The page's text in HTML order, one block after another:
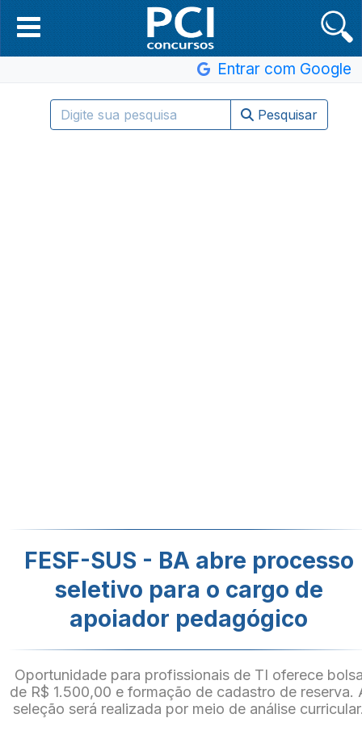
Entrar com Google
Pesquisar
FESF-SUS - BA abre processo
seletivo para o cargo de
apoiador pedagógico
Oportunidade para profissionais de TI oferece
de R$ 1.500,00 e formação de cadastro de reserva.
seleção será realizada por meio de análise